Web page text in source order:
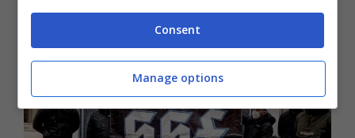
Consent
Manage options